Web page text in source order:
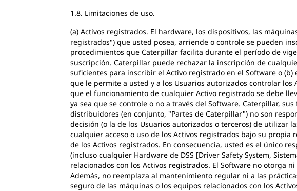
1.8. Limitaciones de uso.
(a) Activos registrados. El hardware, los dispositivos, las
registrados") que usted posea, arriende o controle se pueden
procedimientos que Caterpillar facilita durante el período de
suscripción. Caterpillar puede rechazar la inscripción de
suficientes para inscribir el Activo registrado en el Software o
que le permite a usted y a los Usuarios autorizados controlar
que el funcionamiento de cualquier Activo registrado se debe
ya sea que se controle o no a través del Software. Caterpillar,
distribuidores (en conjunto, "Partes de Caterpillar") no son
decisión (o la de los Usuarios autorizados o terceros) de utilizar
cualquier acceso o uso de los Activos registrados bajo su
de los Activos registrados. En consecuencia, usted es el único
(incluso cualquier Hardware de DSS [Driver Safety System,
relacionados con los Activos registrados. El Software no otorga
Además, no reemplaza al mantenimiento regular ni a las
seguro de las máquinas o los equipos relacionados con los